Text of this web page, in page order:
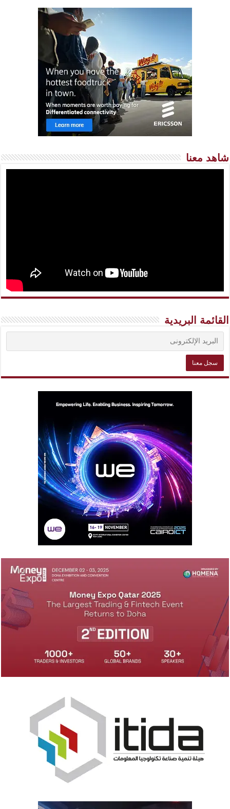
شاهد معنا
القائمة البريدية